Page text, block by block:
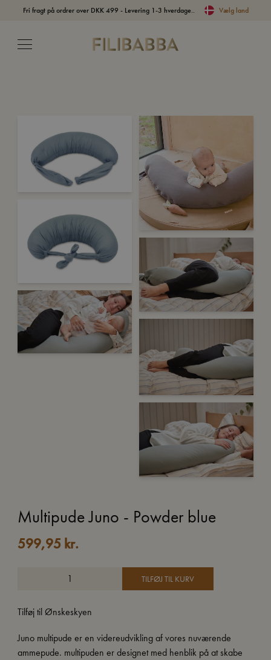
Fri fragt på ordrer over DKK 499 - Levering 1-3 hverdage.. Vælg land
Multipude Juno - Powder blue
599,95 kr.
TILFØJ TIL KURV
Tilføj til Ønskeskyen
Juno multipude er en videreudvikling af vores nuværende
ammepude. multipuden er designet med henblik på at skabe